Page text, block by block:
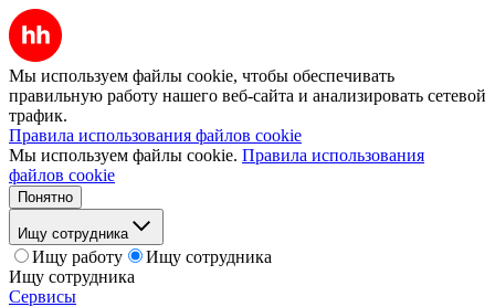
Мы используем файлы cookie, чтобы обеспечивать
правильную работу нашего веб-сайта и анализировать сетевой
трафик.
Правила использования файлов cookie
Мы используем файлы cookie. Правила использования
файлов cookie
Понятно
Ищу сотрудника
Ищу работу
Ищу сотрудника
Ищу сотрудника
Сервисы